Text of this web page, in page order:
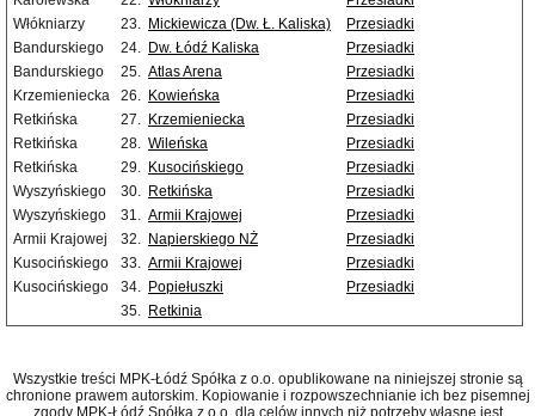
Włókniarzy
23. Mickiewicza (Dw. Ł. Kaliska)
Przesiadki
Bandurskiego
24. Dw. Łódź Kaliska
Przesiadki
Bandurskiego
25. Atlas Arena
Przesiadki
Krzemieniecka
26. Kowieńska
Przesiadki
Retkińska
27. Krzemieniecka
Przesiadki
Retkińska
28. Wileńska
Przesiadki
Retkińska
29. Kusocińskiego
Przesiadki
Wyszyńskiego
30. Retkińska
Przesiadki
Wyszyńskiego
31. Armii Krajowej
Przesiadki
Armii Krajowej
32. Napierskiego NŻ
Przesiadki
Kusocińskiego
33. Armii Krajowej
Przesiadki
Kusocińskiego
34. Popiełuszki
Przesiadki
35. Retkinia
Wszystkie treści MPK-Łódź Spółka z o.o. opublikowane na niniejszej stronie są
chronione prawem autorskim. Kopiowanie i rozpowszechnianie ich bez pisemnej
zgody MPK-Łódź Spółka z o.o. dla celów innych niż potrzeby własne jest